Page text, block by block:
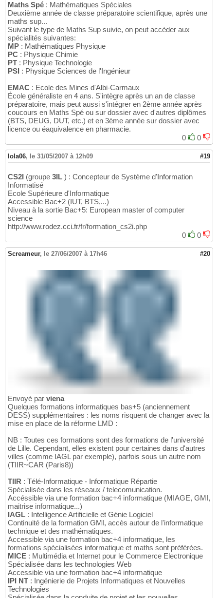
Maths Spé : Mathématiques Spéciales
Deuxième année de classe préparatoire scientifique, après une
maths sup...
Suivant le type de Maths Sup suivie, on peut accèder aux
spécialités suivantes:
MP : Mathématiques Physique
PC : Physique Chimie
PT : Physique Technologie
PSI : Physique Sciences de l'Ingénieur
EMAC : Ecole des Mines d'Albi-Carmaux
École généraliste en 4 ans. S'intègre après un an de classe
préparatoire, mais peut aussi s'intégrer en 2ème année après
coucours en Maths Spé ou sur dossier avec d'autres diplômes
(BTS, DEUG, DUT, etc.) et en 3ème année sur dossier avec
licence ou éaquivalence en pharmacie.
0
0
lola06, le 31/05/2007 à 12h09 #19
CS2I (groupe 3IL ) : Concepteur de Système d'Information
Informatisé
Ecole Supérieure d'Informatique
Accessible Bac+2 (IUT, BTS,...)
Niveau à la sortie Bac+5: European master of computer
science
http://www.rodez.cci.fr/fr/formation_cs2i.php
0
0
Screameur, le 27/06/2007 à 17h46 #20
Envoyé par viena
Quelques formations informatiques bas+5 (anciennement
DESS) supplémentaires : les noms risquent de changer avec la
mise en place de la réforme LMD :
NB : Toutes ces formations sont des formations de l'université
de Lille. Cependant, elles existent pour certaines dans d'autres
villes (comme IAGL par exemple), parfois sous un autre nom
(TIIR~CAR (Paris8))
TIIR : Télé-Informatique - Informatique Répartie
Spécialisée dans les réseaux / telecomunication.
Accéssible via une formation bac+4 informatique (MIAGE, GMI,
maitrise informatique...)
IAGL : Intelligence Artificielle et Génie Logiciel
Continuité de la formation GMI, accès autour de l'informatique
technique et des mathématiques.
Accessible via une formation bac+4 informatique, les
formations spécialisées informatique et maths sont préférées.
MICE : Multimédia et Internet pour le Commerce Electronique
Spécialisée dans les technologies Web
Accessible via une formation bac+4 informatique
IPI NT : Ingénierie de Projets Informatiques et Nouvelles
Technologies